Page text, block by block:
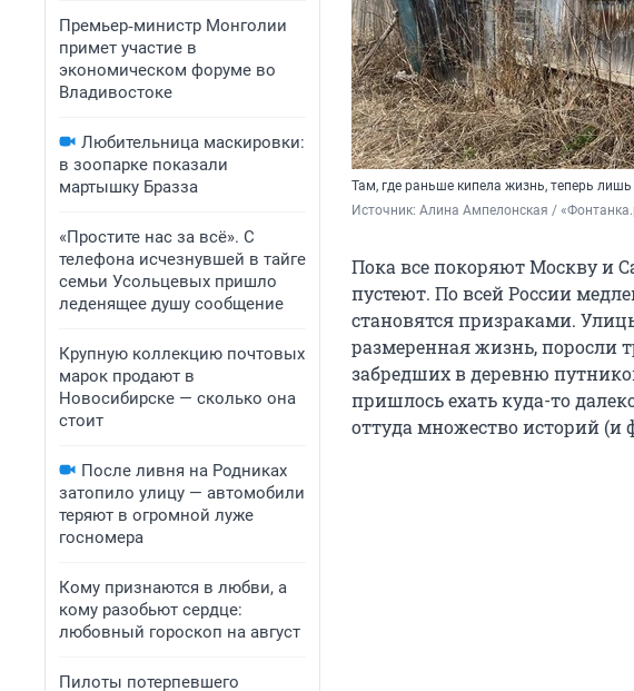
Премьер‑министр Монголии
примет участие в
экономическом форуме во
Владивостоке
Любительница маскировки:
в зоопарке показали
мартышку Бразза
«Простите нас за всё». С
телефона исчезнувшей в тайге
семьи Усольцевых пришло
леденящее душу сообщение
Крупную коллекцию почтовых
марок продают в
Новосибирске — сколько она
стоит
После ливня на Родниках
затопило улицу — автомобили
теряют в огромной луже
госномера
Кому признаются в любви, а
кому разобьют сердце:
любовный гороскоп на август
Пилоты потерпевшего
Там, где раньше кипела жизнь, теперь
Источник: Алина Ампелонская /
Пока все покоряют Москву и
пустеют. По всей России
становятся призраками.
размеренная жизнь, поросли
забредших в деревню
пришлось ехать куда-то
оттуда множество историй (и